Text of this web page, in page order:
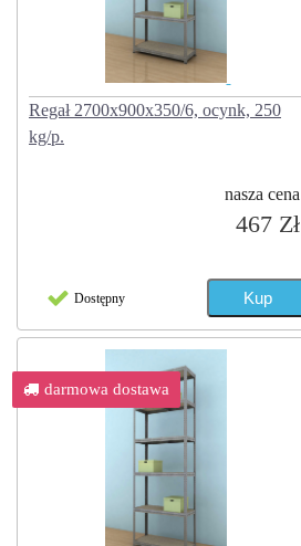
Regał 2700x900x350/6, ocynk, 250
kg/p.
nasza cena
467 Zł
Dostępny
darmowa dostawa